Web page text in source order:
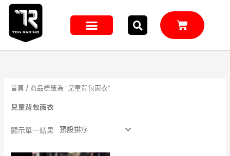
購
物
籃
首頁 / 商品標籤為 “兒童背包雨衣”
兒童背包雨衣
顯示單一結果